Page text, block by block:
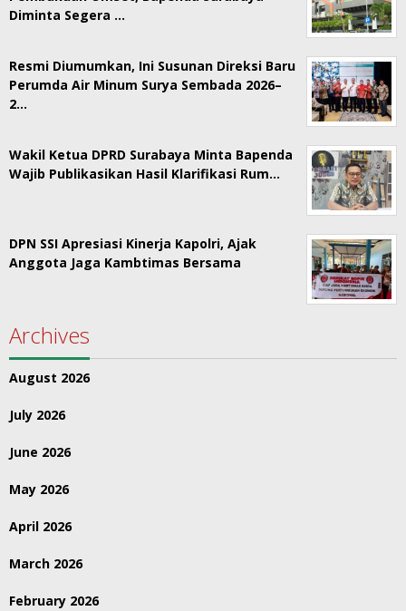
Diminta Segera …
Resmi Diumumkan, Ini Susunan Direksi Baru
Perumda Air Minum Surya Sembada 2026–
2…
Wakil Ketua DPRD Surabaya Minta Bapenda
Wajib Publikasikan Hasil Klarifikasi Rum…
DPN SSI Apresiasi Kinerja Kapolri, Ajak
Anggota Jaga Kambtimas Bersama
Archives
August 2026
July 2026
June 2026
May 2026
April 2026
March 2026
February 2026